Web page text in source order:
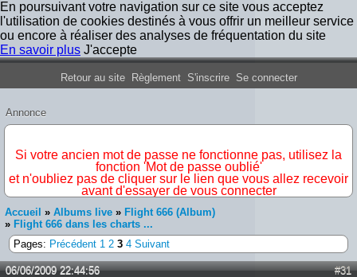
En poursuivant votre navigation sur ce site vous acceptez
l'utilisation de cookies destinés à vous offrir un meilleur service
ou encore à réaliser des analyses de fréquentation du site
En savoir plus J'accepte
Forum Iron Maiden France
Retour au site Règlement S'inscrire Se connecter
Annonce
Si votre ancien mot de passe ne fonctionne pas, utilisez la
fonction 'Mot de passe oublié'
et n'oubliez pas de cliquer sur le lien que vous allez recevoir
avant d'essayer de vous connecter
Accueil » Albums live » Flight 666 (Album)
» Flight 666 dans les charts ...
Pages: Précédent 1 2 3 4 Suivant
#31
06/06/2009 22:44:56